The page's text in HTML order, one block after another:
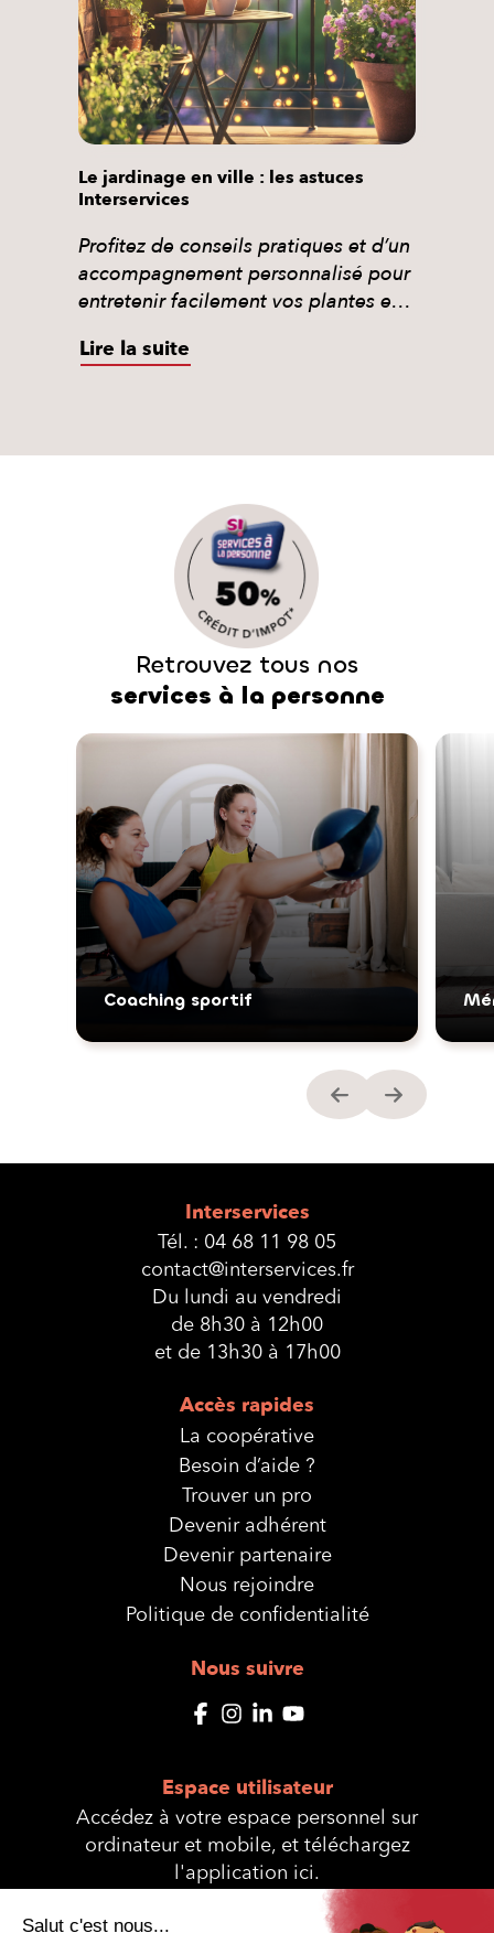
Le jardinage en ville : les astuces
Interservices
Profitez de conseils pratiques et d’un
accompagnement personnalisé pour
entretenir facilement vos plantes et
Lire la suite
Retrouvez tous nos
services à la personne
Ménage
Interservices
Tél. : 04 68 11 98 05
contact@interservices.fr
Du lundi au vendredi
de 8h30 à 12h00
et de 13h30 à 17h00
Accès rapides
La coopérative
Besoin d’aide ?
Trouver un pro
Devenir adhérent
Devenir partenaire
Nous rejoindre
Politique de confidentialité
Nous suivre
Espace utilisateur
Accédez à votre espace personnel sur
ordinateur et mobile, et téléchargez
l'application ici.